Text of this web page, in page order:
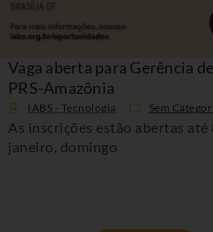
Vaga aberta para Gerência
PRS-Amazônia
IABS - Tecnologia Sem
As inscrições estão abertas até
janeiro, domingo